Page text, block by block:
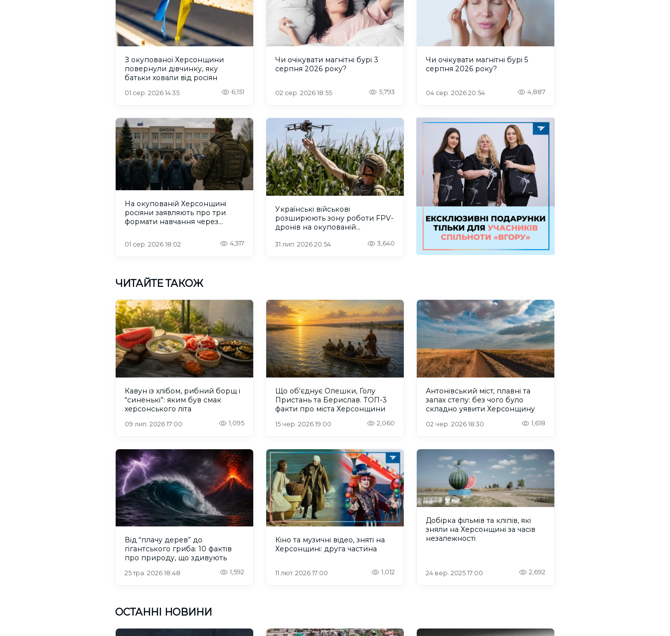
З окупованої Херсонщини
повернули дівчинку, яку
батьки ховали від росіян
01 сер. 2026 14:35 6,151
Чи очікувати магнітні бурі 3
серпня 2026 року?
02 сер. 2026 18:55 5,793
Чи очікувати магнітні бурі 5
серпня 2026 року?
04 сер. 2026 20:54 4,887
На окупованій Херсонщині
росіяни заявляють про три
формати навчання через
01 сер. 2026 18:02 4,317
Українські військові
розширюють зону роботи FPV-
дронів на окупованій
31 лип. 2026 20:54 3,640
ЧИТАЙТЕ ТАКОЖ
Кавун із хлібом, рибний борщ і
“синенькі”: яким був смак
херсонського літа
09 лип. 2026 17:00 1,095
Що об'єднує Олешки, Голу
Пристань та Берислав. ТОП-3
факти про міста Херсонщини
15 чер. 2026 19:00 2,060
Антонівський міст, плавні та
запах степу: без чого було
складно уявити Херсонщину
02 чер. 2026 18:30 1,618
Від “плачу дерев” до
гігантського гриба: 10 фактів
про природу, що здивують
25 тра. 2026 18:48 1,592
Кіно та музичні відео, зняті на
Херсонщині: друга частина
11 лют. 2026 17:00 1,012
Добірка фільмів та кліпів, які
зняли на Херсонщині за часів
незалежності
24 вер. 2025 17:00 2,692
ОСТАННІ НОВИНИ